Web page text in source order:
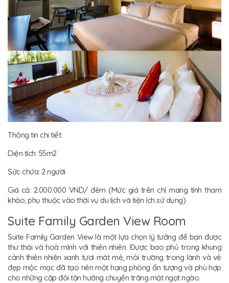
Thông tin chi tiết:
Diện tích: 55m2
Sức chứa: 2 người
Giá cả: 2.000.000 VND/ đêm (Mức giá trên chỉ mang tính tham
khảo, phụ thuộc vào thời vụ du lịch và tiện ích sử dụng)
Suite Family Garden View Room
Suite Family Garden View là một lựa chọn lý tưởng để bạn được
thư thái và hoà mình với thiên nhiên. Được bao phủ trong khung
cảnh thiên nhiên xanh tươi mát mẻ, môi trường trong lành và vẻ
đẹp mộc mạc đã tạo nên một hạng phòng ấn tượng và phù hợp
cho những cặp đôi tận hưởng chuyến trăng mật ngọt ngào.